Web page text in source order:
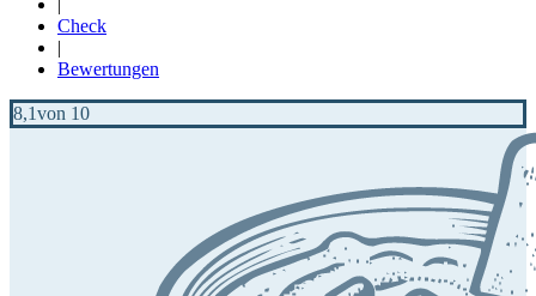
Check
|
Bewertungen
8,1von 10